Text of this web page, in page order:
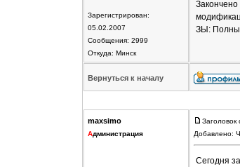
Зарегистрирован:
05.02.2007
Сообщения: 2999
Откуда: Минск
ЗЫ:
Вернуться к началу
maxsimo
Администрация
Заголовок
Добавлено:
Сегодня